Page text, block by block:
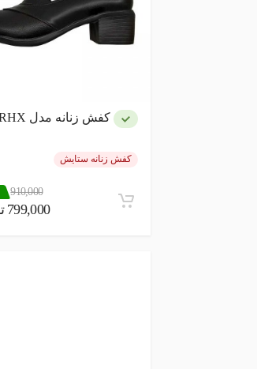
کفش زنانه مدل MVS-RHX
کفش زنانه ستایش
910,000
799,000 تومان